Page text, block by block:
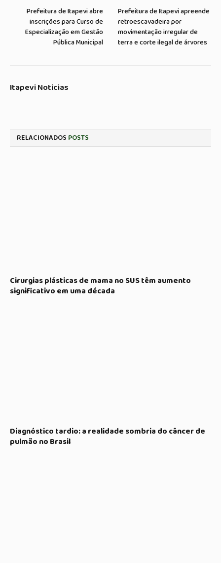
Prefeitura de Itapevi abre
inscrições para Curso de
Especialização em Gestão
Pública Municipal
Prefeitura de Itapevi apreende
retroescavadeira por
movimentação irregular de
terra e corte ilegal de árvores
Itapevi Noticias
RELACIONADOS POSTS
Cirurgias plásticas de mama no SUS têm aumento
significativo em uma década
Diagnóstico tardio: a realidade sombria do câncer de
pulmão no Brasil